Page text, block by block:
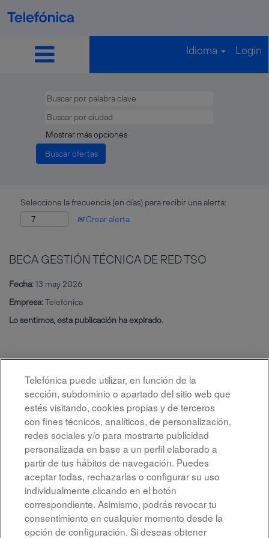
Idioma Login
Mostrar más opciones
Seleccione la frecuencia (en días) para recibir una alerta:
Crear alerta
BECA GESTIÓN TÉCNICA DE RED TSO
Fecha:13 may 2026
Empresa:Telefónica
Lo sentimos, esta publicación ha expirado.
Aviso legal
Accesibilidad
Telefónica puede utilizar, en función de la
sección, subdominio o apartado del sitio web que
estés visitando, cookies propias y de terceros
con fines técnicos, analíticos, de personalización,
redes sociales y/o para mostrarte publicidad
personalizada en base a un perfil elaborado a
partir de tus hábitos de navegación. Puedes
aceptar todas, rechazarlas o configurar su uso
individualmente clicando en el botón
correspondiente. Asimismo, podrás revocar tu
consentimiento en cualquier momento desde la
opción de configuración. Si deseas obtener